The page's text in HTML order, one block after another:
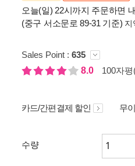
오늘(일) 22시까지 주문하면
(중구 서소문로 89-31 기준) 지
Sales Point : 635
8.0
100자평
카드/간편결제 할인 무
수량